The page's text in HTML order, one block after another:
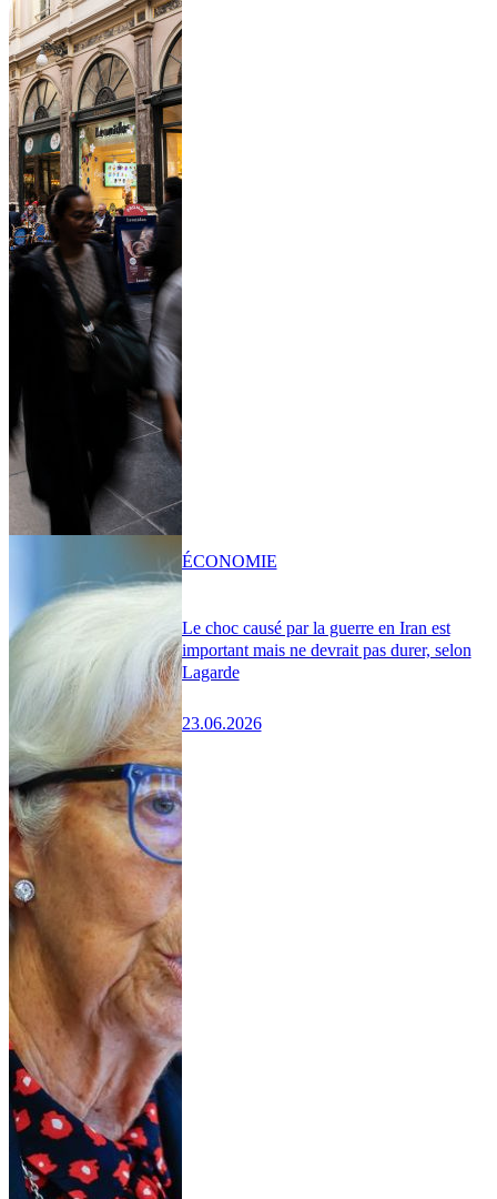
Le choc causé par la guerre en Iran est
important mais ne devrait pas durer, selon
Lagarde
23.06.2026
ÉCONOMIE